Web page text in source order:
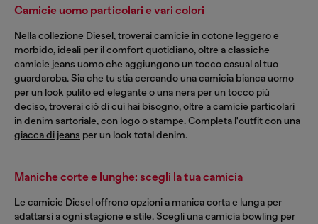
Camicie uomo particolari e vari colori
Nella collezione Diesel, troverai camicie in cotone leggero e
morbido, ideali per il comfort quotidiano, oltre a classiche
camicie jeans uomo che aggiungono un tocco casual al tuo
guardaroba. Sia che tu stia cercando una camicia bianca uomo
per un look pulito ed elegante o una nera per un tocco più
deciso, troverai ciò di cui hai bisogno, oltre a camicie particolari
in denim sartoriale, con logo o stampe. Completa l'outfit con una
giacca di jeans per un look total denim.
Maniche corte e lunghe: scegli la tua camicia
Le camicie Diesel offrono opzioni a manica corta e lunga per
adattarsi a ogni stagione e stile. Scegli una camicia bowling per